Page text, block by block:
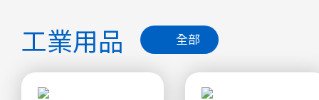
工業用品 全部